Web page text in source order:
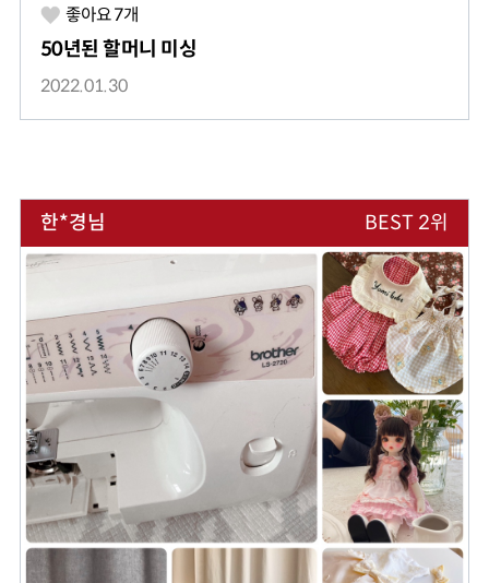
좋아요7개
50년된 할머니 미싱
2022.01.30
한*경님 BEST 2위